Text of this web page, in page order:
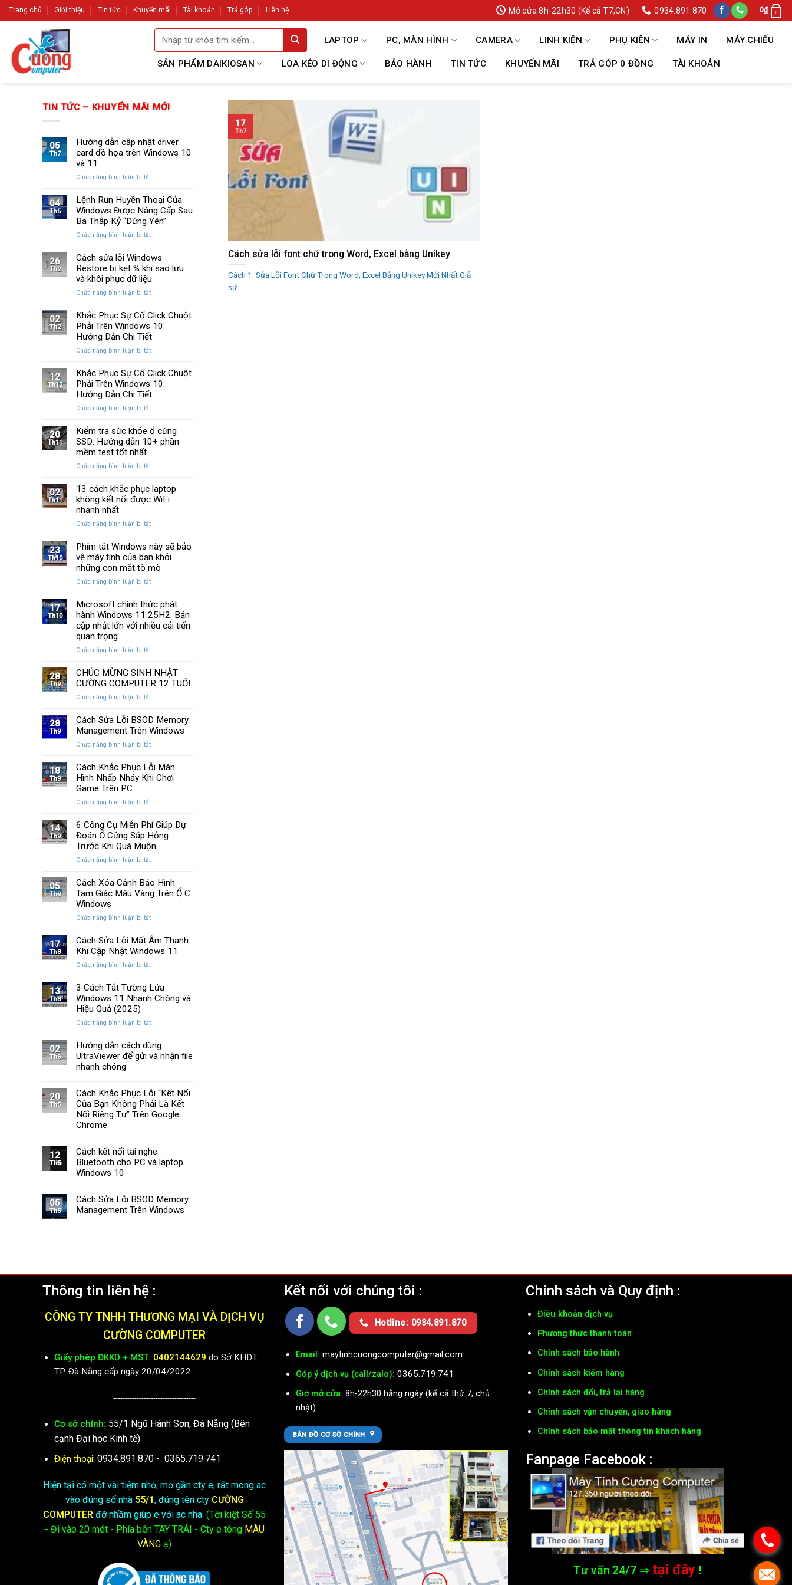
Skip
to
Trang chủ Giới thiệu Tin tức Khuyến mãi Tài khoản Trả góp Liên hệ Mở cửa 8h-22h30 (Kể cả T7,CN) 0934.891.870 0₫ 0
Tìm
kiếm:
LAPTOP PC, MÀN HÌNH CAMERA LINH KIỆN PHỤ KIỆN MÁY IN MÁY CHIẾU
SẢN PHẨM DAIKIOSAN LOA KÉO DI ĐỘNG BẢO HÀNH TIN TỨC KHUYẾN MÃI TRẢ GÓP 0 ĐỒNG TÀI KHOẢN
TIN TỨC – KHUYẾN MÃI MỚI
05
Th7
Hướng dẫn cập nhật driver
card đồ họa trên Windows 10
và 11
Chức năng bình luận bị tắtở
dẫn
cập
nhật
card
họa
trên
Windows
và
04
Th5
Lệnh Run Huyền Thoại Của
Windows Được Nâng Cấp Sau
Ba Thập Kỷ “Đứng Yên”
Chức năng bình luận bị tắtở
Run
Huyền
Windows
Nâng
Cấp
Sau
Thập
“Đứng
Yên”
26
Th2
Cách sửa lỗi Windows
Restore bị kẹt % khi sao lưu
và khôi phục dữ liệu
Chức năng bình luận bị tắtở
sửa
lỗi
Windows
bị
%
khi
sao
và
phục
dữ
02
Th2
Khắc Phục Sự Cố Click Chuột
Phải Trên Windows 10:
Hướng Dẫn Chi Tiết
Chức năng bình luận bị tắtở
Phục
Sự
Cố
Chuột
Trên
Windows
Dẫn
Tiết
12
Th12
Khắc Phục Sự Cố Click Chuột
Phải Trên Windows 10:
Hướng Dẫn Chi Tiết
Chức năng bình luận bị tắtở
Phục
Sự
Chuột
Trên
Windows
Dẫn
Tiết
20
Th11
Kiểm tra sức khỏe ổ cứng
SSD: Hướng dẫn 10+ phần
mềm test tốt nhất
Chức năng bình luận bị tắtở
tra
sức
cứng
Hướng
dẫn
10+
mềm
tốt
nhất
02
Th11
13 cách khắc phục laptop
không kết nối được WiFi
nhanh nhất
Chức năng bình luận bị tắtở
cách
khắc
phục
không
nối
được
WiFi
23
Th10
Phím tắt Windows này sẽ bảo
vệ máy tính của bạn khỏi
những con mắt tò mò
Chức năng bình luận bị tắtở
tắt
Windows
này
sẽ
vệ
tính
của
khỏi
con
mắt
tò
17
Th10
Microsoft chính thức phát
hành Windows 11 25H2: Bản
cập nhật lớn với nhiều cải tiến
quan trọng
Chức năng bình luận bị tắtở
chính
thức
hành
11
25H2:
lớn
với
cải
quan
trọng
28
Th9
CHÚC MỪNG SINH NHẬT
CƯỜNG COMPUTER 12 TUỔI
Chức năng bình luận bị tắtở
MỪNG
SINH
CƯỜNG
12
TUỔI
28
Th9
Cách Sửa Lỗi BSOD Memory
Management Trên Windows
Chức năng bình luận bị tắtở
Sửa
Lỗi
Management
Windows
18
Th9
Cách Khắc Phục Lỗi Màn
Hình Nhấp Nháy Khi Chơi
Game Trên PC
Chức năng bình luận bị tắtở
Khắc
Phục
Hình
Nháy
Khi
Trên
14
Th9
6 Công Cụ Miễn Phí Giúp Dự
Đoán Ổ Cứng Sắp Hỏng
Trước Khi Quá Muộn
Chức năng bình luận bị tắtở
Công
Cụ
Miễn
Giúp
Đoán
Ổ
Trước
Khi
Muộn
05
Th9
Cách Xóa Cảnh Báo Hình
Tam Giác Màu Vàng Trên Ổ C
Windows
Chức năng bình luận bị tắtở
Xóa
Hình
Giác
Màu
Windows
17
Th8
Cách Sửa Lỗi Mất Âm Thanh
Khi Cập Nhật Windows 11
Chức năng bình luận bị tắtở
Sửa
Lỗi
Thanh
Cập
Nhật
13
Th8
3 Cách Tắt Tường Lửa
Windows 11 Nhanh Chóng và
Hiệu Quả (2025)
Chức năng bình luận bị tắtở
Cách
Tắt
11
Nhanh
Chóng
(2025)
02
Th6
Hướng dẫn cách dùng
UltraViewer để gửi và nhận file
nhanh chóng
20
Th5
Cách Khắc Phục Lỗi “Kết Nối
Của Bạn Không Phải Là Kết
Nối Riêng Tư” Trên Google
Chrome
12
Th5
Cách kết nối tai nghe
Bluetooth cho PC và laptop
Windows 10
05
Th5
Cách Sửa Lỗi BSOD Memory
Management Trên Windows
Cách sửa lỗi font chữ trong Word, Excel bằng Unikey
Cách 1: Sửa Lỗi Font Chữ Trong Word, Excel Bằng Unikey Mới Nhất Giả
sử...
17
Th7
Thông tin liên hệ :
CÔNG TY TNHH THƯƠNG MẠI VÀ DỊCH VỤ
CƯỜNG COMPUTER
Giấy phép ĐKKD + MST: 0402144629 do Sở KHĐT
TP. Đà Nẵng cấp ngày 20/04/2022
-----------------------------------
Cơ sở chính: 55/1 Ngũ Hành Sơn, Đà Nẵng (Bên
cạnh Đại học Kinh tế)
Điện thoại: 0934.891.870 - 0365.719.741
Hiện tại có một vài tiệm nhỏ, mở gần cty e, rất mong ac
vào đúng số nhà 55/1, đúng tên cty CƯỜNG
COMPUTER đỡ nhầm giúp e với ac nha. (Tới kiệt Số 55
- Đi vào 20 mét - Phía bên TAY TRÁI - Cty e tôngMÀU
VÀNG ạ)
Kết nối với chúng tôi :
Hotline: 0934.891.870
Email: maytinhcuongcomputer@gmail.com
Góp ý dịch vụ (call/zalo): 0365.719.741
Giờ mở cửa: 8h-22h30 hằng ngày (kể cả thứ 7, chủ
nhật)
BẢN ĐỒ CƠ SỞ CHÍNH
Chính sách và Quy định :
Điều khoản dịch vụ
Phương thức thanh toán
Chính sách bảo hành
Chính sách kiểm hàng
Chính sách đổi, trả lại hàng
Chính sách vận chuyển, giao hàng
Chính sách bảo mật thông tin khách hàng
Fanpage Facebook :
Tư vấn 24/7 ⇒ tại đây !